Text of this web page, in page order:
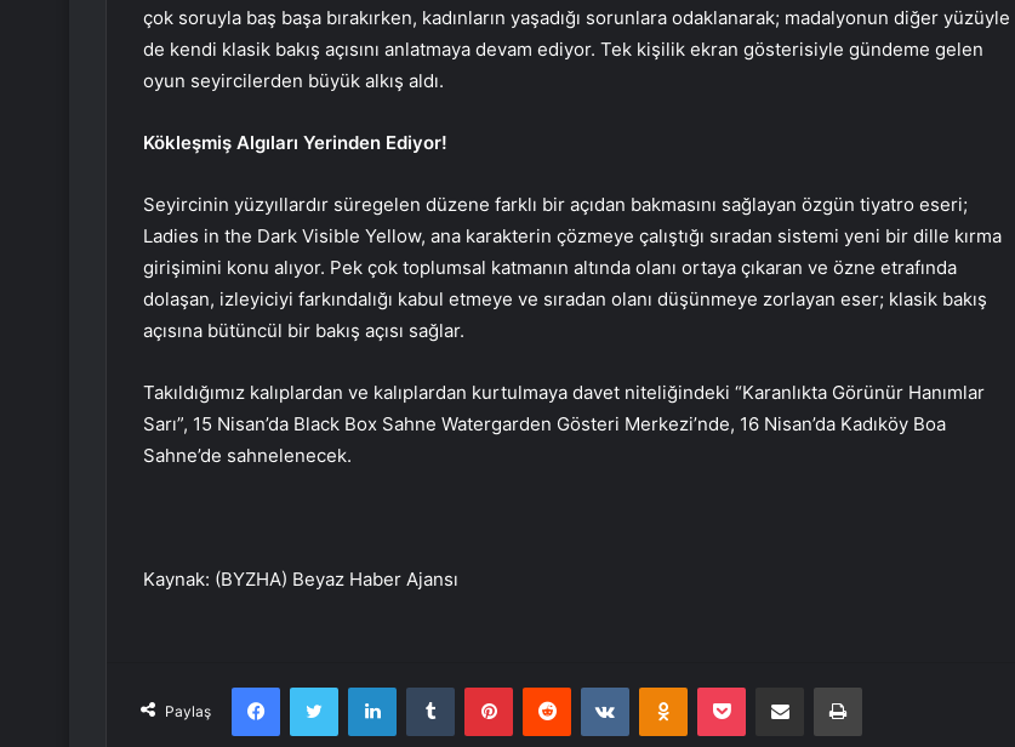
çok soruyla baş başa bırakırken, kadınların yaşadığı sorunlara odaklanarak; madalyonun diğer yüzüyle
de kendi klasik bakış açısını anlatmaya devam ediyor. Tek kişilik ekran gösterisiyle gündeme gelen
oyun seyircilerden büyük alkış aldı.
Kökleşmiş Algıları Yerinden Ediyor!
Seyircinin yüzyıllardır süregelen düzene farklı bir açıdan bakmasını sağlayan özgün tiyatro eseri;
Ladies in the Dark Visible Yellow, ana karakterin çözmeye çalıştığı sıradan sistemi yeni bir dille kırma
girişimini konu alıyor. Pek çok toplumsal katmanın altında olanı ortaya çıkaran ve özne etrafında
dolaşan, izleyiciyi farkındalığı kabul etmeye ve sıradan olanı düşünmeye zorlayan eser; klasik bakış
açısına bütüncül bir bakış açısı sağlar.
Takıldığımız kalıplardan ve kalıplardan kurtulmaya davet niteliğindeki “Karanlıkta Görünür Hanımlar
Sarı”, 15 Nisan’da Black Box Sahne Watergarden Gösteri Merkezi’nde, 16 Nisan’da Kadıköy Boa
Sahne’de sahnelenecek.
Kaynak: (BYZHA) Beyaz Haber Ajansı
Paylaş
FacebookTwitter LinkedInTumblr PinterestReddit VKontakteOdnoklassniki
Pocket E-Posta ile paylaş Yazdır